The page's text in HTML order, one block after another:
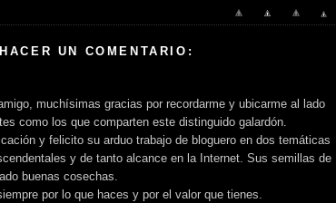
UN COMENTARIO:
muchísimas gracias por recordarme y ubicarme al lado
como los que comparten este distinguido galardón.
y felicito su arduo trabajo de bloguero en dos temáticas
y de tanto alcance en la Internet. Sus semillas de
buenas cosechas.
por lo que haces y por el valor que tienes.